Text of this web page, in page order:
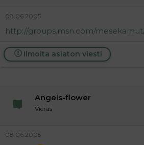
n
a
o
i
t
i
s
t
i
08.06.2005
http://groups.msn.com/
Ilmoita asiaton viesti
Angels-flower
Vieras
08.06.2005